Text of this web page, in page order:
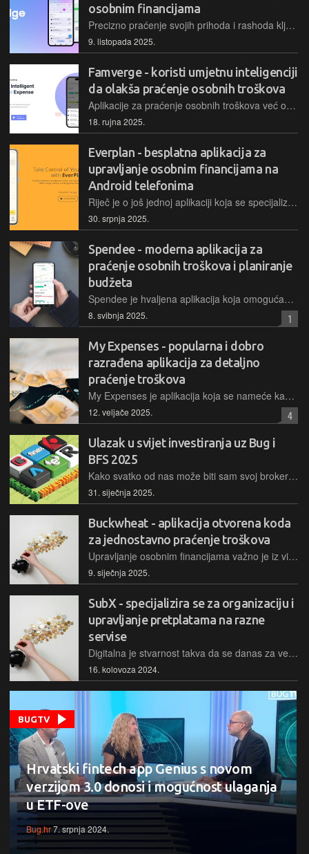
osobnim financijama
Precizno praćenje svojih prihoda i rashoda ključno je kako bi se stekla potpuna kontrola nad osobnim financijama i kako bi se, u konačnici, mogli identificirati nepotrebni troškovi te se tako uštedjelo. Budge je lijepo izvedena aplikacija koja će upravo to i omogućiti…
9. listopada 2025.
Famverge - koristi umjetnu inteligenciji
da olakša praćenje osobnih troškova
Aplikacije za praćenje osobnih troškova već odavna nisu ništa novo, a ovo je još jedna koja se pokušava u žestokoj konkurenciji nastoji istaknuti činjenicom da koristi umjetnu inteligenciju kako bi olakšala unos troškova…
18. rujna 2025.
Everplan - besplatna aplikacija za
upravljanje osobnim financijama na
Android telefonima
Riječ je o još jednoj aplikaciji koja se specijalizira za upravljanje osobnim financijama, a ističe se jednostavnošću i zgodno osmišljenim sučeljem putem kojega je jednostavno pratiti osobne troškove i prihode, ali i upravljati pretplatama te drugo…
30. srpnja 2025.
Spendee - moderna aplikacija za
praćenje osobnih troškova i planiranje
budžeta
Spendee je hvaljena aplikacija koja omogućava da se na relativno jednostavan način prate svakodnevni troškovi, planira se budžet i tako se uvede kontrola nad osobnim financijama i to sve uz solidno osmišljene mogućnosti i vizualno zgodno sučelje…
8. svibnja 2025. 1
My Expenses - popularna i dobro
razrađena aplikacija za detaljno
praćenje troškova
My Expenses je aplikacija koja se nameće kao ultimativno rješenje za praćenje troškova i upravljanje financijama koja kroz jednostavno i intuitivno sučelje nudi sve alate potrebne kako bi se detaljno pratili prihodi i rashodi i tako stekao precizan uvid u osobne financije…
12. veljače 2025. 4
Ulazak u svijet investiranja uz Bug i
BFS 2025
Kako svatko od nas može biti sam svoj broker uz današnje mobilne aplikacije, odnosno investicijske platforme, objašnjavamo u temi broja. Nema veze sa sadržajem, ali ima s vizualnim dojmom - promijenili smo osnovni font u tiskanom izdanju Buga
31. siječnja 2025.
Buckwheat - aplikacija otvorena koda
za jednostavno praćenje troškova
Upravljanje osobnim financijama važno je iz više razloga, a osim što je kroz kontrolu troškova jasno moguće doznati kako se troši novac, na taj se način može spriječiti i prekomjerno trošenje. Ovo je aplikacija otvorena koda koje se specijalizira upravo za praćenje troškova…
9. siječnja 2025.
SubX - specijalizira se za organizaciju i
upravljanje pretplatama na razne
servise
Digitalna je stvarnost takva da se danas za većinu servisa i usluga koje se koriste mora plaćati pretplata, a uz pogodnost jednostavnog plaćanja kreditnim karticama, lako je izgubiti jasan pregled za što se sve plaća pretplata. Ovo je aplikacija koja to nastoji promijeniti…
16. kolovoza 2024.
BUGTV
Hrvatski fintech app Genius s novom
verzijom 3.0 donosi i mogućnost ulaganja
u ETF-ove
Bug.hr7. srpnja 2024.